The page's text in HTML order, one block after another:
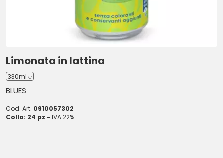
Limonata in lattina
330ml ℮
BLUES
Cod. Art. 0910057302
Collo: 24 pz - IVA 22%